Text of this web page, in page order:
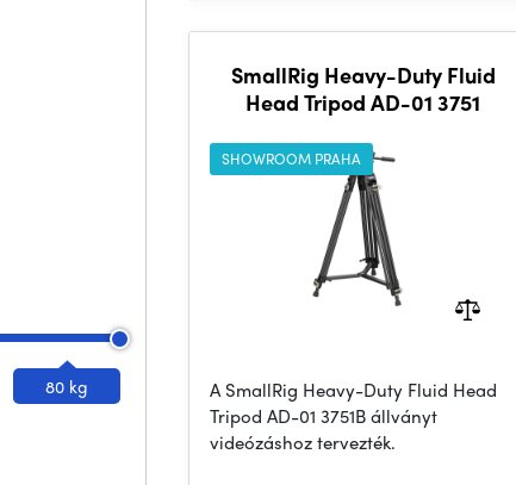
80 kg
SmallRig Heavy-Duty Fluid
Head Tripod AD-01 3751
SHOWROOM PRAHA
A SmallRig Heavy-Duty Fluid Head
Tripod AD-01 3751B állványt
videózáshoz tervezték.